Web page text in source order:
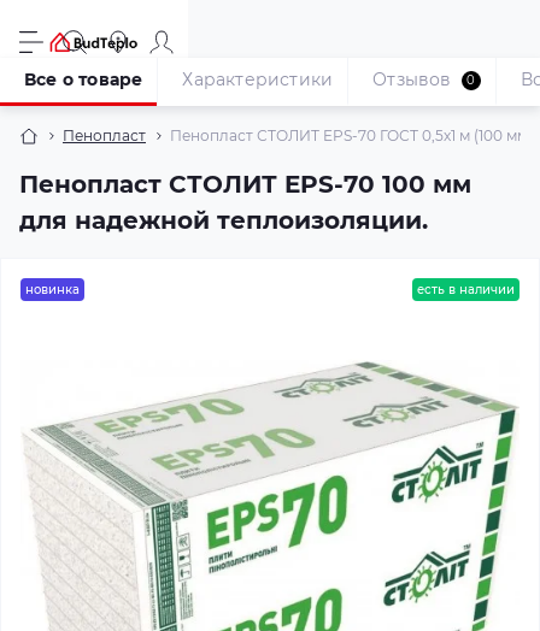
Пенопласт Пенопласт СТОЛИТ EPS-70 ГОСТ 0,5х1 м (100 мм)
Пенопласт СТОЛИТ EPS-70 100 мм
для надежной теплоизоляции.
Все о товаре Характеристики Отзывов 0
новинка есть в наличии